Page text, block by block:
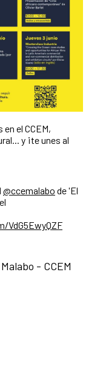
el CCEM,
y ¡te unes al
@ccemalabo de 'El
- CCEM